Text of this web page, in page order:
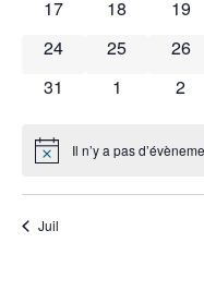
0 évènements
17 0 évènements
18 0
19
0 évènements
24 0 évènements
25 0
26
0 évènements
31 0
1 0
2
Notice Il n’y a pas
Juil